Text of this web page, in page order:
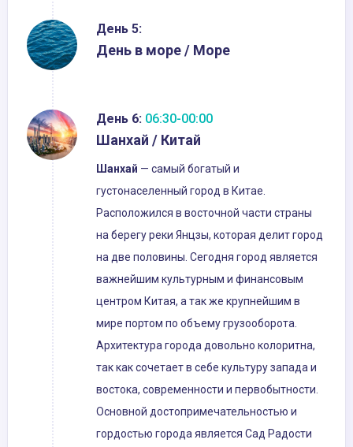
День 5:
День в море / Море
День 6: 06:30-00:00
Шанхай / Китай
Шанхай — самый богатый и
густонаселенный город в Китае.
Расположился в восточной части страны
на берегу реки Янцзы, которая делит город
на две половины. Сегодня город является
важнейшим культурным и финансовым
центром Китая, а так же крупнейшим в
мире портом по объему грузооборота.
Архитектура города довольно колоритна,
так как сочетает в себе культуру запада и
востока, современности и первобытности.
Основной достопримечательностью и
гордостью города является Сад Радости